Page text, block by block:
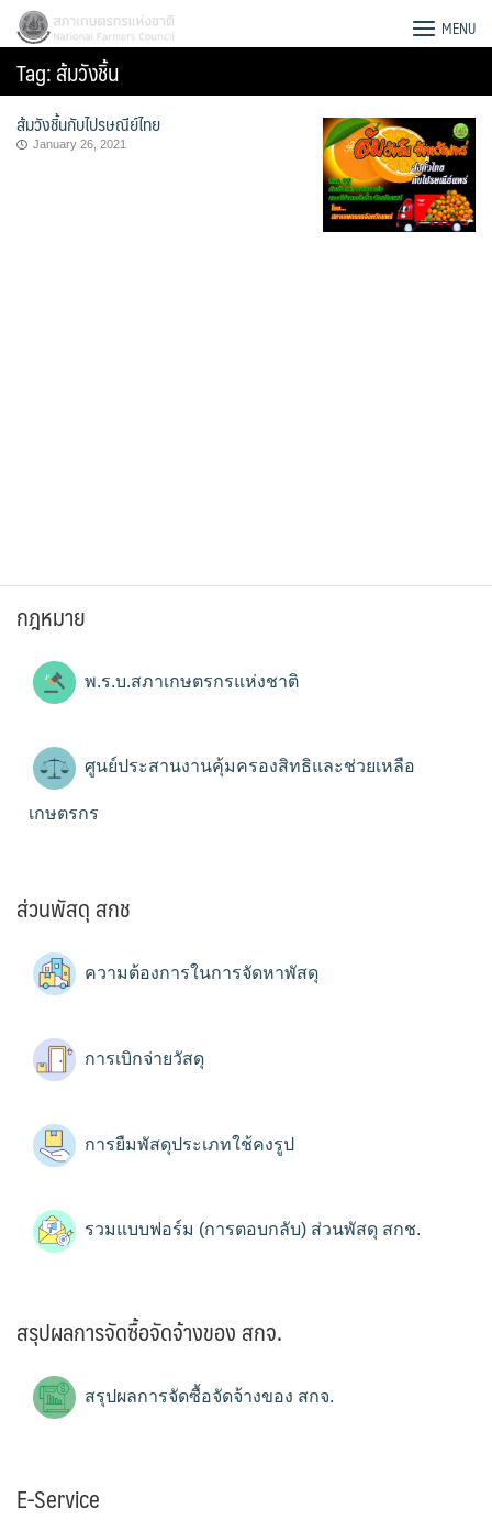
Skip
content
สภาเกษตรกรแห่งชาติ MENU
Tag:ส้มวังชิ้น
ส้มวังชิ้นกับไปรษณีย์ไทย
January 26, 2021
กฎหมาย
พ.ร.บ.สภาเกษตรกรแห่งชาติ
ศูนย์ประสานงานคุ้มครองสิทธิและช่วยเหลือ
เกษตรกร
ส่วนพัสดุ สกช
ความต้องการในการจัดหาพัสดุ
การเบิกจ่ายวัสดุ
การยืมพัสดุประเภทใช้คงรูป
รวมแบบฟอร์ม (การตอบกลับ) ส่วนพัสดุ สกช.
สรุปผลการจัดซื้อจัดจ้างของ สกจ.
สรุปผลการจัดซื้อจัดจ้างของ สกจ.
E-Service